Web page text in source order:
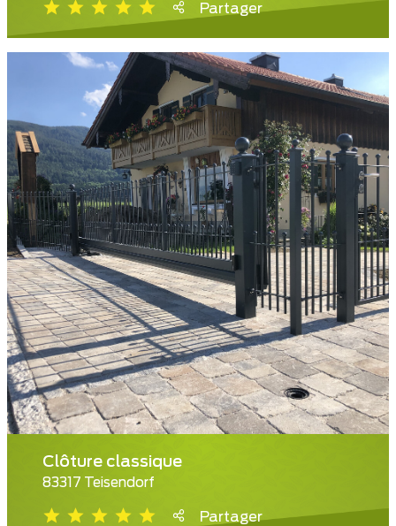
Partager
Clôture classique
83317 Teisendorf
Partager